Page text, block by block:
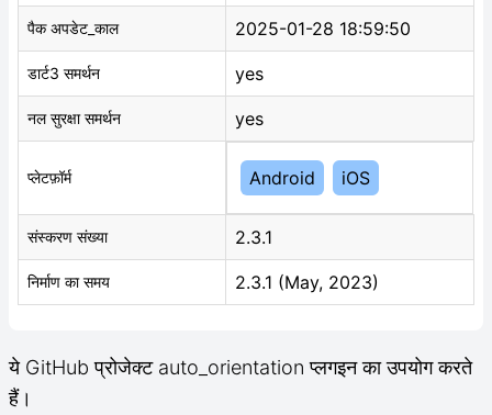
पैक अपडेट_काल 2025-01-28 18:59:50
डार्ट3 समर्थन yes
नल सुरक्षा समर्थन yes
प्लेटफ़ॉर्म Android iOS
संस्करण संख्या 2.3.1
निर्माण का समय 2.3.1 (May, 2023)
ये GitHub प्रोजेक्ट auto_orientation प्लगइन का उपयोग करते
हैं।